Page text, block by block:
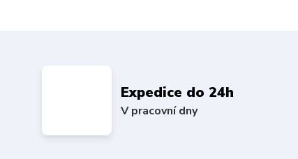
Expedice do 24h
V pracovní dny